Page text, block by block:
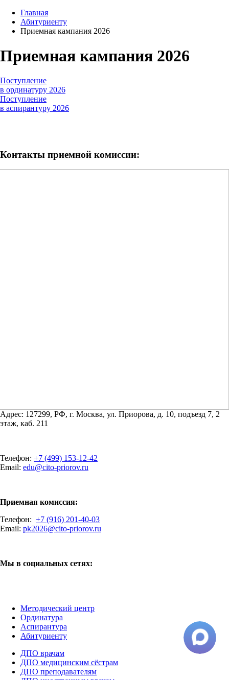
Главная
Абитуриенту
Приемная кампания 2026
Приемная кампания 2026
Поступление
в ординатуру 2026
Поступление
в аспирантуру 2026
Контакты приемной комиссии:
Адрес: 127299, РФ, г. Москва, ул. Приорова, д. 10, подъезд 7, 2
этаж, каб. 211
Телефон: +7 (499) 153-12-42
Email: edu@cito-priorov.ru
Приемная комиссия:
Телефон: +7 (916) 201-40-03
Email: pk2026@cito-priorov.ru
Мы в социальных сетях:
Методический центр
Ординатура
Аспирантура
Абитуриенту
ДПО врачам
ДПО медицинским сёстрам
ДПО преподавателям